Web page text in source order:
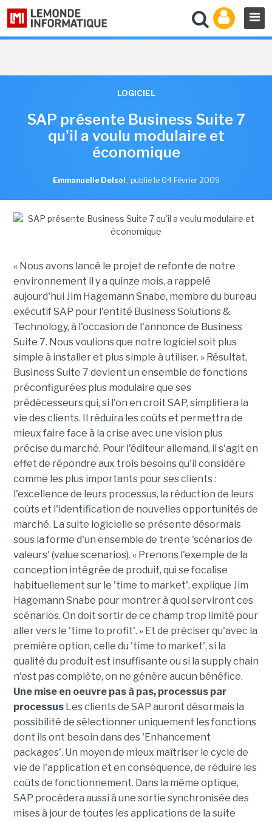
LOGICIEL
SAP présente Business Suite 7
qu'il a voulu modulaire et
économique
Emmanuelle Delsol , publié le 04 Février 2009
« Nous avons lancé le projet de refonte de notre
environnement il y a quinze mois, a rappelé
aujourd'hui Jim Hagemann Snabe, membre du bureau
exécutif SAP pour l'entité Business Solutions &
Technology, à l'occasion de l'annonce de Business
Suite 7. Nous voulions que notre logiciel soit plus
simple à installer et plus simple à utiliser. » Résultat,
Business Suite 7 devient un ensemble de fonctions
préconfigurées plus modulaire que ses
prédécesseurs qui, si l'on en croit SAP, simplifiera la
vie des clients. Il réduira les coûts et permettra de
mieux faire face à la crise avec une vision plus
précise du marché. Pour l'éditeur allemand, il s'agit en
effet de répondre aux trois besoins qu'il considère
comme les plus importants pour ses clients :
l'excellence de leurs processus, la réduction de leurs
coûts et l'identification de nouvelles opportunités de
marché. La suite logicielle se présente désormais
sous la forme d'un ensemble de trente 'scénarios de
valeurs' (value scenarios). « Prenons l'exemple de la
conception intégrée de produit, qui se focalise
habituellement sur le 'time to market', explique Jim
Hagemann Snabe pour montrer à quoi serviront ces
scénarios. On doit sortir de ce champ trop limité pour
aller vers le 'time to profit'. » Et de préciser qu'avec la
première option, celle du 'time to market', si la
qualité du produit est insuffisante ou si la supply chain
n'est pas complète, on ne génère aucun bénéfice.
Une mise en oeuvre pas à pas, processus par
processusLes clients de SAP auront désormais la
possibilité de sélectionner uniquement les fonctions
dont ils ont besoin dans des 'Enhancement
packages'. Un moyen de mieux maîtriser le cycle de
vie de l'application et en conséquence, de réduire les
coûts de fonctionnement. Dans la même optique,
SAP procédera aussi à une sortie synchronisée des
mises à jour de toutes les applications de la suite